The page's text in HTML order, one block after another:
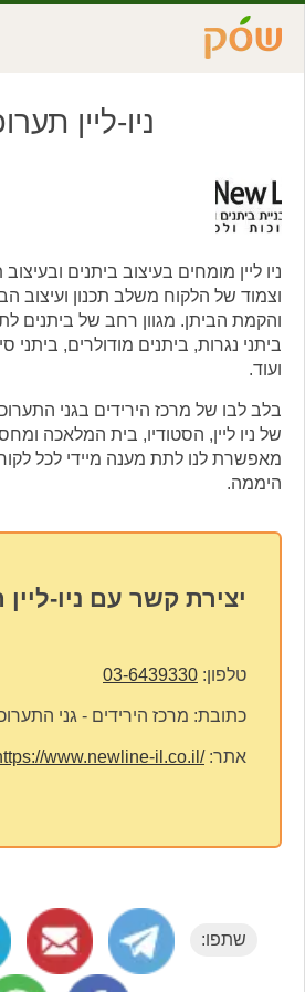
ניו-ליין
ניו ליין מומחים בעיצוב ביתנים
וצמוד של הלקוח משלב תכנון ועיצוב
והקמת הביתן. מגוון רחב של ביתנים
ביתני נגרות, ביתנים מודולרים, ביתני
ועוד.
בלב לבו של מרכז הירידים בגני
של ניו ליין, הסטודיו, בית המלאכה
מאפשרת לנו לתת מענה מיידי לכל
היממה.
יצירת קשר עם ניו-
טלפון: 03-6439330
כתובת: מרכז הירידים - גני
אתר:www.newline-il.co.il/
שתפו: